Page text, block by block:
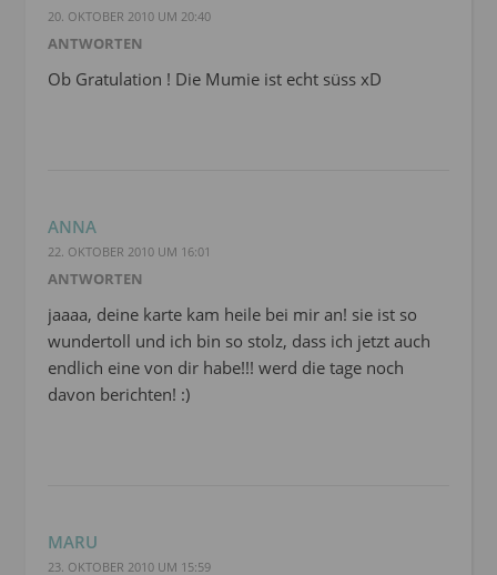
20. OKTOBER 2010 UM 20:40
ANTWORTEN
Ob Gratulation ! Die Mumie ist echt süss xD
ANNA
22. OKTOBER 2010 UM 16:01
ANTWORTEN
jaaaa, deine karte kam heile bei mir an! sie ist so
wundertoll und ich bin so stolz, dass ich jetzt auch
endlich eine von dir habe!!! werd die tage noch
davon berichten! :)
MARU
23. OKTOBER 2010 UM 15:59